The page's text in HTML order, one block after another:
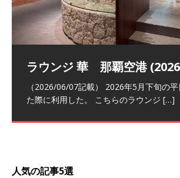
祝！日本航空・マリオットの
トナーシップによるFOP無
テイタスマッチ
ラウンジ 華 那覇空港
（2026/06/07記載） 2026年5月下旬の
た際に利用した。 こちらのラウンジ […]
The Coral Executive
ンナプーム国際空港国内線
(2026/01)
日本航空 羽田空港国際線フ
クラスラウンジ (2026/01)
（2026/03/18記載） 2026年1月、毎年恒
バンコクエアウェイズ スワ
ム国際空港国内線ラウンジ
（2026/03/13記載） 2026年1月上旬にバ
人気の記事5選